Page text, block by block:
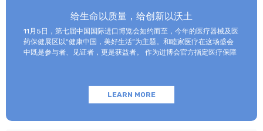
给生命以质量，给创新以沃土
11月5日，第七届中国国际进口博览会如约而至，今年的医疗器械及医
药保健展区以“健康中国，美好生活”为主题。和睦家医疗在这场盛会
中既是参与者、见证者，更是获益者。 作为进博会官方指定医疗保障
以进博会为纽带，和睦家医疗与合作伙伴携手探索合作创新模式，以
期更好地为患者提供多样化、个性化的医疗服务，助力健康中国建
LEARN MORE